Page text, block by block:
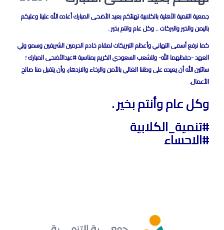
جمعية التنمية الأهلية بالكلابية تهنئكم بعيد الأضحى المبارك أعاده الله علينا وعليكم
باليمن والخير والبركات .. وكل عام وانتم بخير .
كما نرفع أسمى التهاني وأعظم التبريكات لمقام خادم الحرمين الشريفين وسمو ولي
العهد -حفظهما الله- وللشعب السعودي الكريم بمناسبة ⁧‫#عيدالأضحى المبارك‬⁩ ؛
سائلين الله أن يعيده على وطننا الغالي بالأمن والرخاء والازدهار، وأن يتقبل منا صالح
الأعمال.
‏وكل عام وأنتم بخير .
‏⁧‫#تنمية_الكلابية‬⁩
‏⁧‫#الاحساء